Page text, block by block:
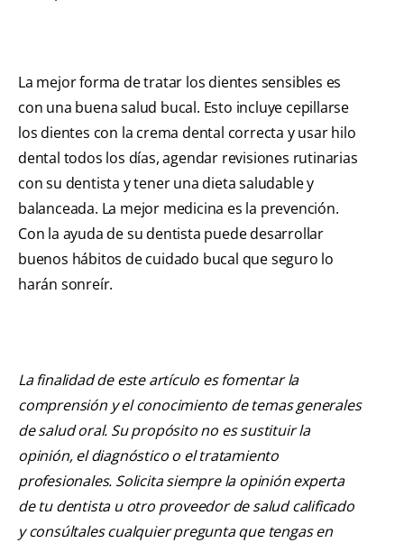
La mejor forma de tratar los dientes sensibles es
con una buena salud bucal. Esto incluye cepillarse
los dientes con la crema dental correcta y usar hilo
dental todos los días, agendar revisiones rutinarias
con su dentista y tener una dieta saludable y
balanceada. La mejor medicina es la prevención.
Con la ayuda de su dentista puede desarrollar
buenos hábitos de cuidado bucal que seguro lo
harán sonreír.
La finalidad de este artículo es fomentar la
comprensión y el conocimiento de temas generales
de salud oral. Su propósito no es sustituir la
opinión, el diagnóstico o el tratamiento
profesionales. Solicita siempre la opinión experta
de tu dentista u otro proveedor de salud calificado
y consúltales cualquier pregunta que tengas en